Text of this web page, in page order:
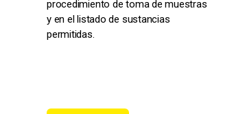
procedimiento de toma de muestras
y en el listado de sustancias
permitidas.